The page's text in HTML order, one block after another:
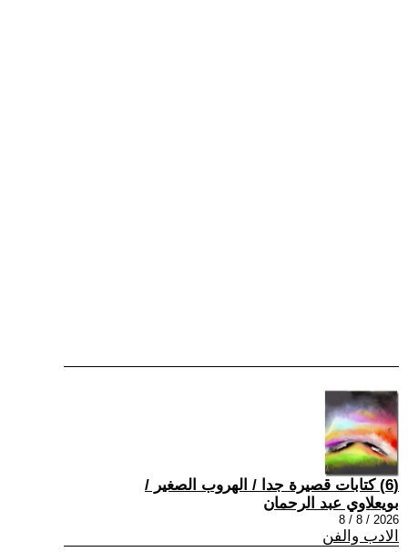
(6) كتابات قصيرة جدا / الهروب الصغير /
بويعلاوي عبد الرحمان
2026 / 8 / 8
الادب والفن